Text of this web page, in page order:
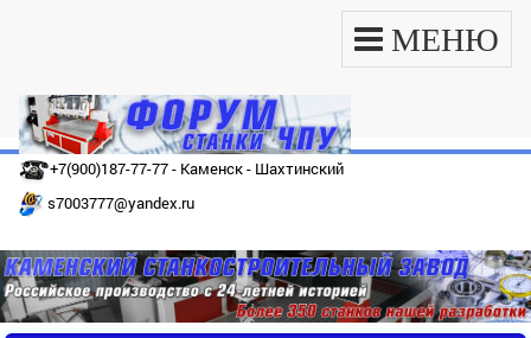
МЕНЮ
+7(900)187-77-77 - Каменск - Шахтинский
s7003777@yandex.ru